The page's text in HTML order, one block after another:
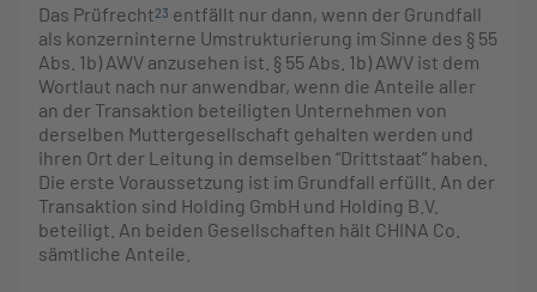
Das Prüfrecht23 entfällt nur dann, wenn der Grundfall
als konzerninterne Umstrukturierung im Sinne des § 55
Abs. 1b) AWV anzusehen ist. § 55 Abs. 1b) AWV ist dem
Wortlaut nach nur anwendbar, wenn die Anteile aller
an der Transaktion beteiligten Unternehmen von
derselben Muttergesellschaft gehalten werden und
ihren Ort der Leitung in demselben “Drittstaat” haben.
Die erste Voraussetzung ist im Grundfall erfüllt. An der
Transaktion sind Holding GmbH und Holding B.V.
beteiligt. An beiden Gesellschaften hält CHINA Co.
sämtliche Anteile.